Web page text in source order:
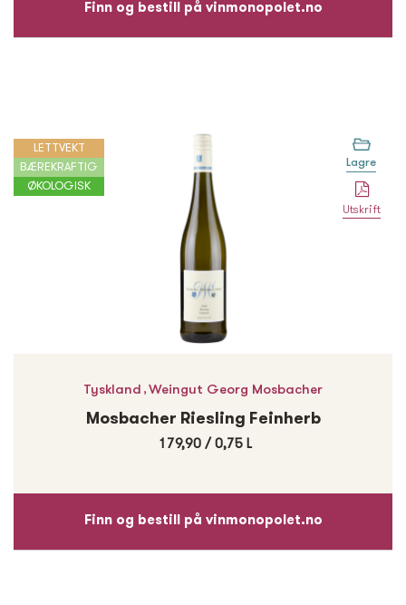
Finn og bestill på vinmonopolet.no
Utskrift
LETTVEKT
BÆREKRAFTIG
ØKOLOGISK
Tyskland ,Weingut Georg Mosbacher
Finn og bestill på vinmonopolet.no
Mosbacher Riesling Feinherb
179,90 / 0,75 L
Lagre